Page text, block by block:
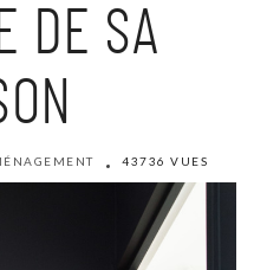
DE SA
43736 VUES